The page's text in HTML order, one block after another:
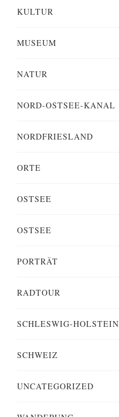
KULTUR
MUSEUM
NATUR
NORD-OSTSEE-KANAL
NORDFRIESLAND
ORTE
OSTSEE
OSTSEE
PORTRÄT
RADTOUR
SCHLESWIG-HOLSTEIN
SCHWEIZ
UNCATEGORIZED